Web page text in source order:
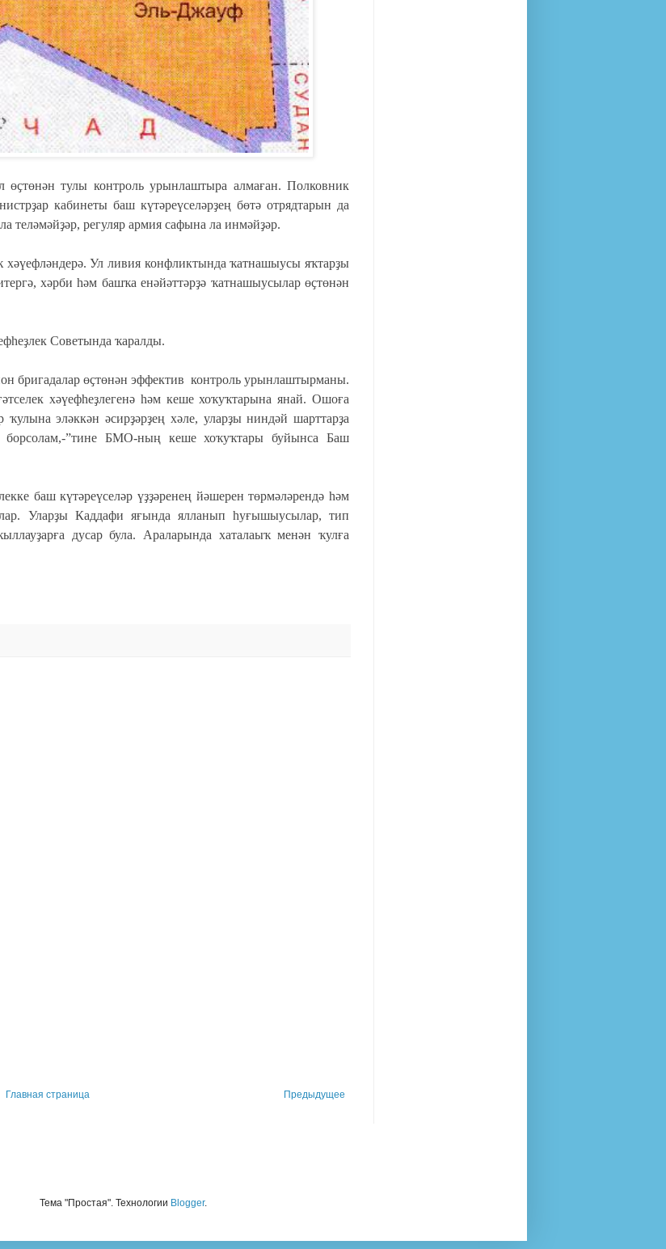
тулы контроль урынлаштыра алмаған. Полковник
кабинеты баш күтәреүселәрҙең бөтә отрядтарын да
теләмәйҙәр, регуляр армия сафына ла инмәйҙәр.
Ул ливия конфликтында ҡатнашыусы яҡтарҙы
хәрби һәм башҡа енәйәттәрҙә ҡатнашыусылар өҫтөнән
Советында ҡаралды.
бригадалар өҫтөнән эффектив контроль урынлаштырманы.
хәүефһеҙлегенә һәм кеше хоҡуҡтарына янай. Ошоға
эләккән әсирҙәрҙең хәле, уларҙы ниндәй шарттарҙа
борсолам,-”тине БМО-ның кеше хоҡуҡтары буйынса Баш
баш күтәреүселәр үҙҙәренең йәшерен төрмәләрендә һәм
Уларҙы Каддафи яғында ялланып һуғышыусылар, тип
дусар була. Араларында хаталаыҡ менән ҡулға
Предыдущее
Главная страница
Тема "Простая". Технологии Blogger.